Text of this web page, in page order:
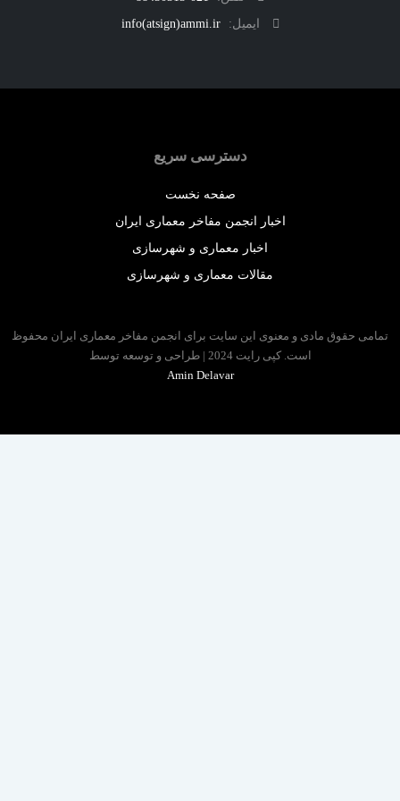
ایمیل:
info(atsign)ammi.ir
دسترسی سریع
صفحه نخست
اخبار انجمن مفاخر معماری ایران
اخبار معماری و شهرسازی
مقالات معماری و شهرسازی
حقوق مادی و معنوی این سایت برای انجمن مفاخر معماری ایران محفوظ
است. کپی رایت 2024 | طراحی و توسعه توسط
Amin Delavar